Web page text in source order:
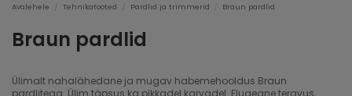
Avalehele Tehnikatooted Pardlid ja trimmerid Braun pardlid
Braun pardlid
Ülimalt nahalähedane ja mugav habemehooldus Braun
pardlitega. Ülim täpsus ka pikkadel karvadel. Eluaegne teravus,